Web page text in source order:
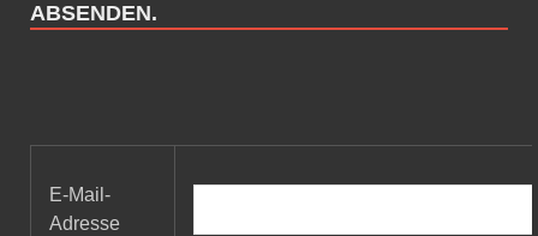
ABSENDEN.
E-Mail-
Adresse